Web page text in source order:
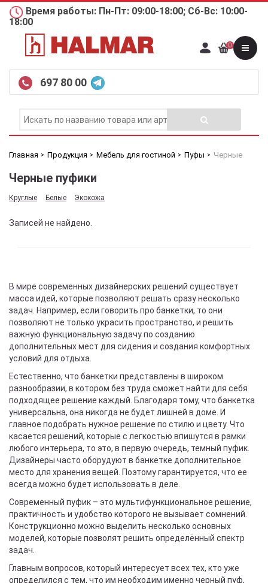
Время работы: Пн-Пт: 09:00-18:00; Сб-Вс: 10:00-
18:00
697 80 00
0
Главная Продукция Мебель для гостиной Пуфы Черные
Черные пуфики
Круглые Белые Экокожа
Записей не найдено.
В мире современных дизайнерских решений существует
масса идей, которые позволяют решать сразу несколько
задач. Например, если говорить про банкетки, то они
позволяют не только украсить пространство, и решить
важную функциональную задачу по созданию
дополнительных мест для сидения и создания комфортных
условий для отдыха.
Естественно, что банкетки представлены в широком
разнообразии, в котором без труда сможет найти для себя
подходящее решение каждый. Благодаря тому, что банкетка
универсальна, она никогда не будет лишней в доме. И
главное подобрать нужное решение по стилю и цвету. Что
касается решений, которые с легкостью впишутся в рамки
любого интерьера, то это, в первую очередь, темный пуфик.
Дизайнеры часто оборудуют в банкетке дополнительное
место для хранения вещей. Поэтому гарантируется, что ее
всегда можно будет использовать в деле.
Современный пуфик – это мультифункциональное решение,
практичность и удобство которого не вызывает сомнений.
Конструкционно можно выделить несколько основных
моделей, которые позволят решить определённый спектр
задач.
Главным вопросов, который интересует всех тех, кто уже
определился с тем, что им необходим именно черный пуф,